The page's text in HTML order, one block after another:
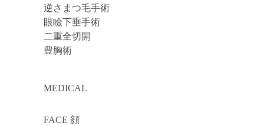
逆さまつ毛手術
眼瞼下垂手術
二重全切開
豊胸術
MEDICAL
FACE 顔